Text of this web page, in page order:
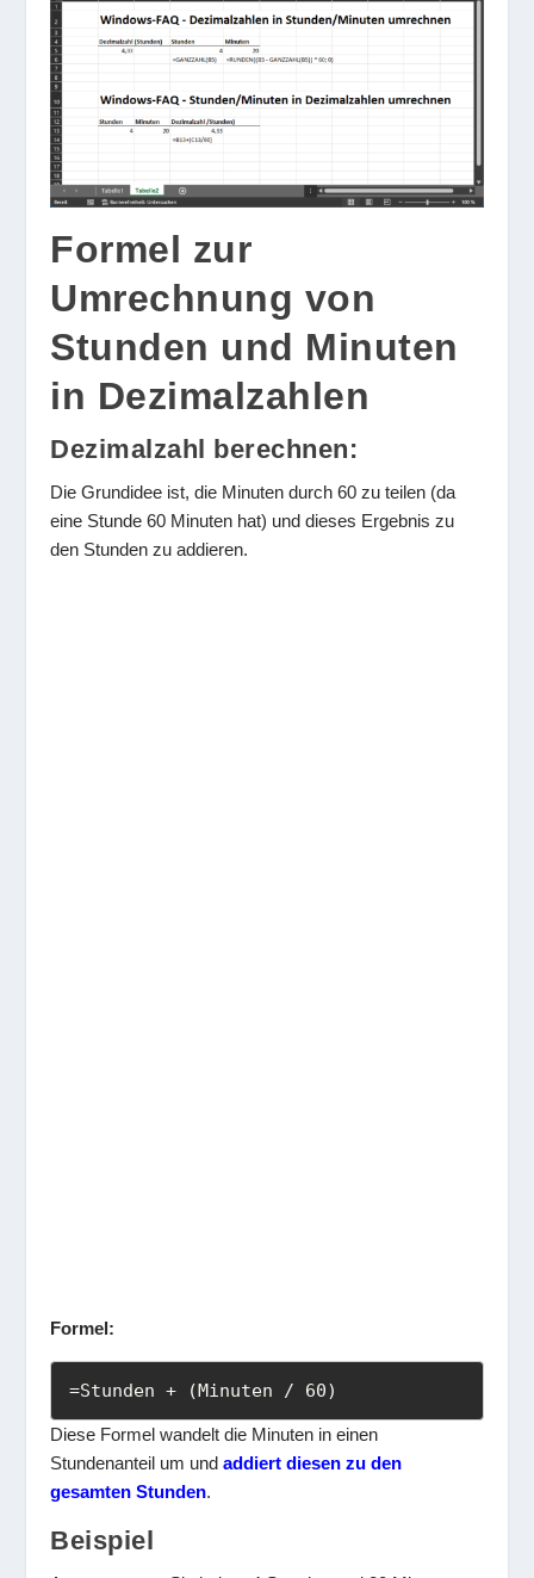
Formel zur
Umrechnung von
Stunden und Minuten
in Dezimalzahlen
Dezimalzahl berechnen:
Die Grundidee ist, die Minuten durch 60 zu teilen (da
eine Stunde 60 Minuten hat) und dieses Ergebnis zu
den Stunden zu addieren.
Formel:
=Stunden + (Minuten / 60)
Diese Formel wandelt die Minuten in einen
Stundenanteil um undaddiert diesen zu den
gesamten Stunden.
Beispiel